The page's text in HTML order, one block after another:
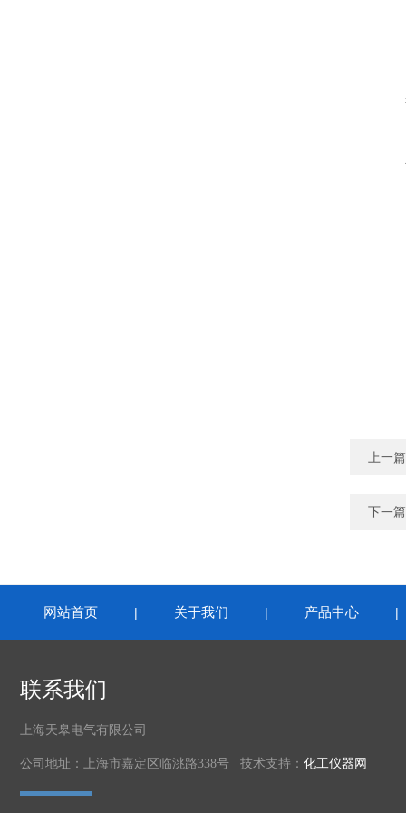
上一
下一
网站首页 | 关于我们 | 产品中心
联系我们
上海天皋电气有限公司
公司地址：上海市嘉定区临洮路338号 技术支持： 化工仪器网